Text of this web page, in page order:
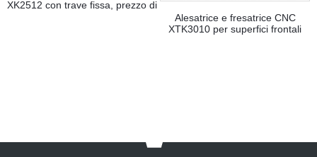
XK2512 con trave fissa, prezzo di
Alesatrice e fresatrice CNC
XTK3010 per superfici frontali